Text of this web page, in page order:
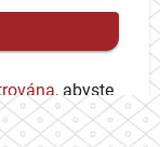
, abyste